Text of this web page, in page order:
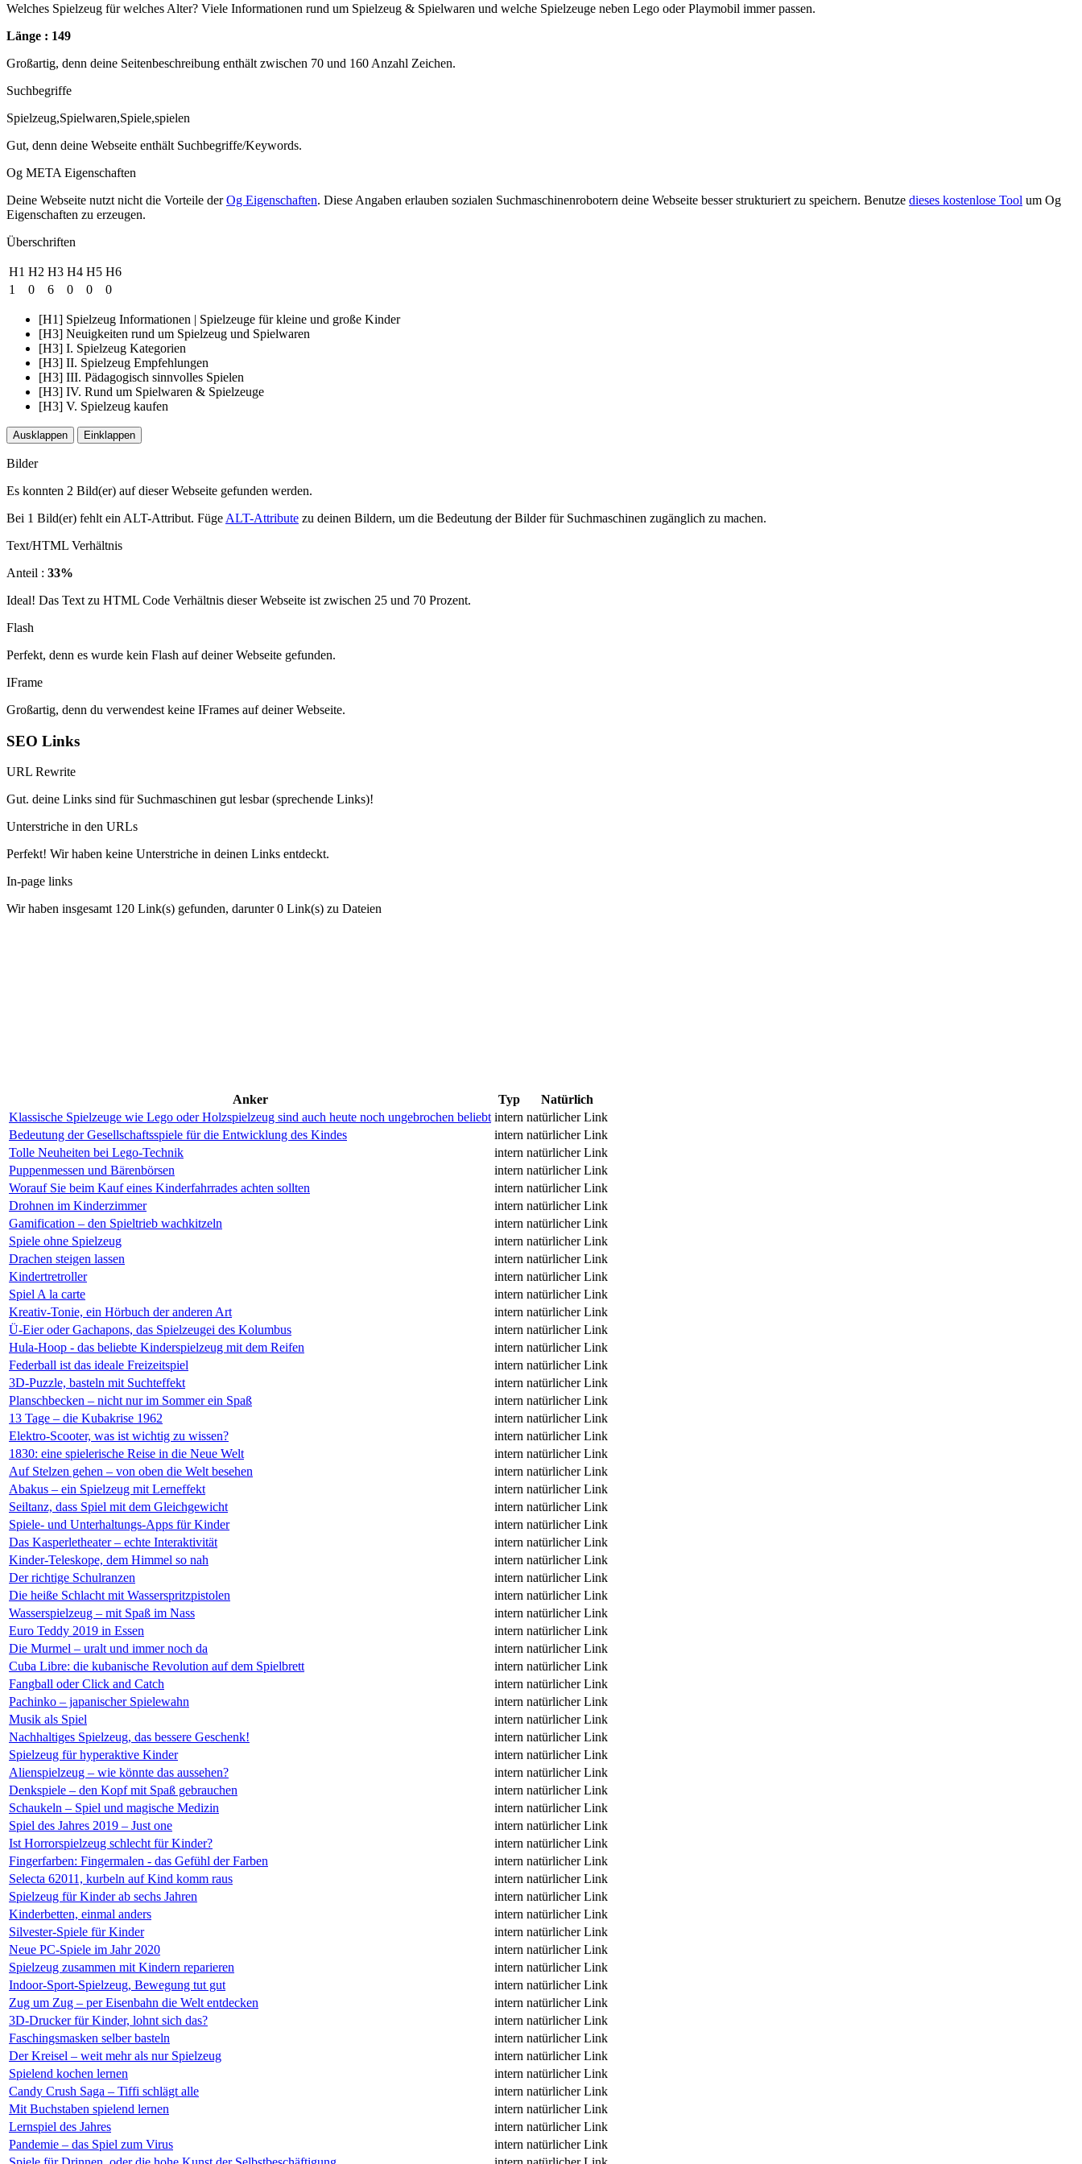
Welches Spielzeug für welches Alter? Viele Informationen rund um Spielzeug & Spielwaren und welche Spielzeuge neben Lego oder Playmobil immer passen.
Länge : 149
Großartig, denn deine Seitenbeschreibung enthält zwischen 70 und 160 Anzahl Zeichen.
Suchbegriffe
Spielzeug,Spielwaren,Spiele,spielen
Gut, denn deine Webseite enthält Suchbegriffe/Keywords.
Og META Eigenschaften
Deine Webseite nutzt nicht die Vorteile derOg Eigenschaften. Diese Angaben erlauben sozialen Suchmaschinenrobotern deine Webseite besser strukturiert zu speichern. Benutze dieses kostenlose Tool um Og
Eigenschaften zu erzeugen.
Überschriften
H1 H2 H3 H4 H5 H6
1
0 6 0 0 0
[H1] Spielzeug Informationen | Spielzeuge für kleine und große Kinder
[H3] Neuigkeiten rund um Spielzeug und Spielwaren
[H3] I. Spielzeug Kategorien
[H3] II. Spielzeug Empfehlungen
[H3] III. Pädagogisch sinnvolles Spielen
[H3] IV. Rund um Spielwaren & Spielzeuge
[H3] V. Spielzeug kaufen
Ausklappen Einklappen
Bilder
Es konnten 2 Bild(er) auf dieser Webseite gefunden werden.
Bei 1 Bild(er) fehlt ein ALT-Attribut. Füge ALT-Attribute zu deinen Bildern, um die Bedeutung der Bilder für Suchmaschinen zugänglich zu machen.
Text/HTML Verhältnis
Anteil : 33%
Ideal! Das Text zu HTML Code Verhältnis dieser Webseite ist zwischen 25 und 70 Prozent.
Flash
Perfekt, denn es wurde kein Flash auf deiner Webseite gefunden.
IFrame
Großartig, denn du verwendest keine IFrames auf deiner Webseite.
SEO Links
URL Rewrite
Gut. deine Links sind für Suchmaschinen gut lesbar (sprechende Links)!
Unterstriche in den URLs
Perfekt! Wir haben keine Unterstriche in deinen Links entdeckt.
In-page links
Wir haben insgesamt 120 Link(s) gefunden, darunter 0 Link(s) zu Dateien
Anker Typ
Natürlich
Klassische Spielzeuge wie Lego oder Holzspielzeug sind auch heute noch ungebrochen beliebt intern natürlicher Link
Bedeutung der Gesellschaftsspiele für die Entwicklung des Kindes
intern natürlicher Link
Tolle Neuheiten bei Lego-Technik
intern natürlicher Link
Puppenmessen und Bärenbörsen
intern natürlicher Link
Worauf Sie beim Kauf eines Kinderfahrrades achten sollten
intern natürlicher Link
Drohnen im Kinderzimmer
intern natürlicher Link
Gamification – den Spieltrieb wachkitzeln
intern natürlicher Link
Spiele ohne Spielzeug
intern natürlicher Link
Drachen steigen lassen
intern natürlicher Link
Kindertretroller
intern natürlicher Link
Spiel A la carte
intern natürlicher Link
Kreativ-Tonie, ein Hörbuch der anderen Art
intern natürlicher Link
Ü-Eier oder Gachapons, das Spielzeugei des Kolumbus
intern natürlicher Link
Hula-Hoop - das beliebte Kinderspielzeug mit dem Reifen
intern natürlicher Link
Federball ist das ideale Freizeitspiel
intern natürlicher Link
3D-Puzzle, basteln mit Suchteffekt
intern natürlicher Link
Planschbecken – nicht nur im Sommer ein Spaß
intern natürlicher Link
13 Tage – die Kubakrise 1962
intern natürlicher Link
Elektro-Scooter, was ist wichtig zu wissen?
intern natürlicher Link
1830: eine spielerische Reise in die Neue Welt
intern natürlicher Link
Auf Stelzen gehen – von oben die Welt besehen
intern natürlicher Link
Abakus – ein Spielzeug mit Lerneffekt
intern natürlicher Link
Seiltanz, dass Spiel mit dem Gleichgewicht
intern natürlicher Link
Spiele- und Unterhaltungs-Apps für Kinder
intern natürlicher Link
Das Kasperletheater – echte Interaktivität
intern natürlicher Link
Kinder-Teleskope, dem Himmel so nah
intern natürlicher Link
Der richtige Schulranzen
intern natürlicher Link
Die heiße Schlacht mit Wasserspritzpistolen
intern natürlicher Link
Wasserspielzeug – mit Spaß im Nass
intern natürlicher Link
Euro Teddy 2019 in Essen
intern natürlicher Link
Die Murmel – uralt und immer noch da
intern natürlicher Link
Cuba Libre: die kubanische Revolution auf dem Spielbrett
intern natürlicher Link
Fangball oder Click and Catch
intern natürlicher Link
Pachinko – japanischer Spielewahn
intern natürlicher Link
Musik als Spiel
intern natürlicher Link
Nachhaltiges Spielzeug, das bessere Geschenk!
intern natürlicher Link
Spielzeug für hyperaktive Kinder
intern natürlicher Link
Alienspielzeug – wie könnte das aussehen?
intern natürlicher Link
Denkspiele – den Kopf mit Spaß gebrauchen
intern natürlicher Link
Schaukeln – Spiel und magische Medizin
intern natürlicher Link
Spiel des Jahres 2019 – Just one
intern natürlicher Link
Ist Horrorspielzeug schlecht für Kinder?
intern natürlicher Link
Fingerfarben: Fingermalen - das Gefühl der Farben
intern natürlicher Link
Selecta 62011, kurbeln auf Kind komm raus
intern natürlicher Link
Spielzeug für Kinder ab sechs Jahren
intern natürlicher Link
Kinderbetten, einmal anders
intern natürlicher Link
Silvester-Spiele für Kinder
intern natürlicher Link
Neue PC-Spiele im Jahr 2020
intern natürlicher Link
Spielzeug zusammen mit Kindern reparieren
intern natürlicher Link
Indoor-Sport-Spielzeug, Bewegung tut gut
intern natürlicher Link
Zug um Zug – per Eisenbahn die Welt entdecken
intern natürlicher Link
3D-Drucker für Kinder, lohnt sich das?
intern natürlicher Link
Faschingsmasken selber basteln
intern natürlicher Link
Der Kreisel – weit mehr als nur Spielzeug
intern natürlicher Link
Spielend kochen lernen
intern natürlicher Link
Candy Crush Saga – Tiffi schlägt alle
intern natürlicher Link
Mit Buchstaben spielend lernen
intern natürlicher Link
Lernspiel des Jahres
intern natürlicher Link
Pandemie – das Spiel zum Virus
intern natürlicher Link